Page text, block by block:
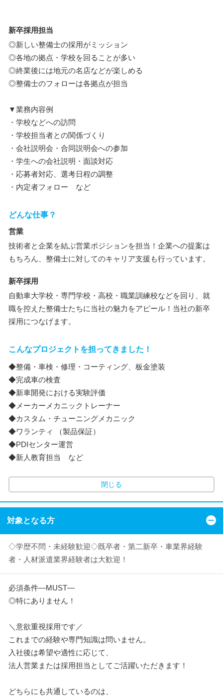
新卒採用担当
◎新しい整備士の採用がミッション
◎各地の拠点・学校を回ることが多い
◎終業後には地元の名店などが楽しめる
◎整備士のフォローは各拠点が担当
▼業務内容例
・学校などへの訪問
・学校担当者との関係づくり
・会社説明会・合同説明会への参加
・学生への会社説明・面談対応
・応募者対応、選考日程の調整
・内定者フォロー など
どんな仕事？
営業
技術者と企業を結ぶ営業ポジションを担当！企業への提案は
もちろん、整備士に対してのキャリア支援も行っています。
新卒採用
自動車大学校・専門学校・高校・職業訓練校などを回り、就
職を控えた整備士たちに当社の魅力をアピール！当社の新卒
採用につなげます。
こんなプロジェクトを担ってきました！
◆整備・車検・修理・コーティング、板金塗装
◆完成車の検査
◆新車開発における実験評価
◆メーカーメカニックトレーナー
◆カスタム・チューニングメカニック
◆ワランティ （製品保証）
◆PDIセンター運営
◆新人教育担当 など
閉じる
対象となる方
◇学歴不問・未経験歓迎◇既卒者・第二新卒・車業界経験
者・人材派遣業界経験者は大歓迎！
必須条件―MUST―
◎特にありません！
＼意欲重視採用です／
これまでの経験や専門知識は問いません。
入社後は希望や適性に応じて、
法人営業または採用担当としてご活躍いただきます！
どちらにも共通しているのは、